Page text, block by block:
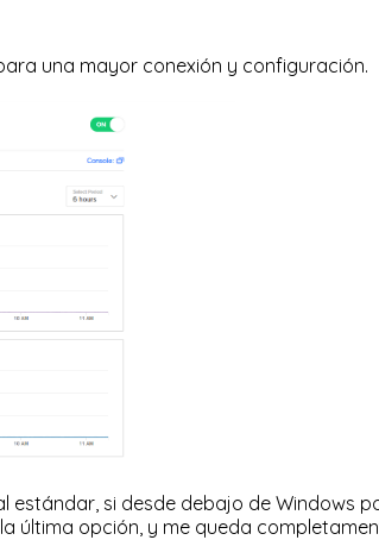
una mayor conexión y configuración.
si desde debajo de Windows
última opción, y me queda